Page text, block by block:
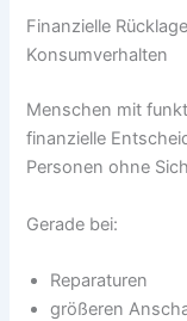
Finanzielle
Konsumverhalten
Menschen mit
finanzielle
Personen ohne
Gerade bei:
Reparaturen
größeren